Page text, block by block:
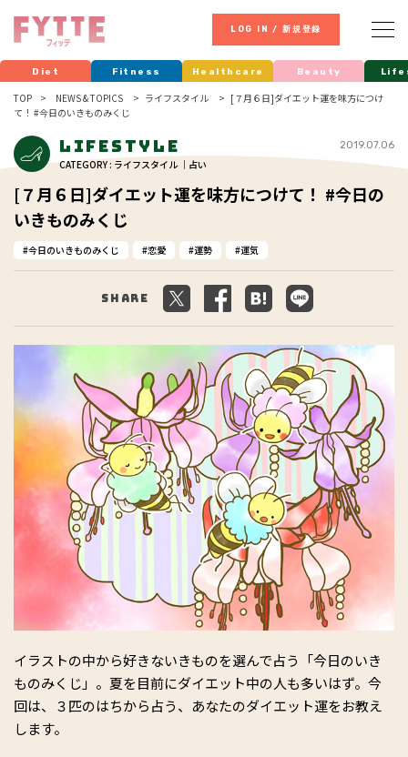
LOG IN / 新規登録
Diet Fitness Healthcare Beauty
TOP NEWS & TOPICS ライフスタイル
[７月６日]ダイエット運を味方につけ
て！ #今日のいきものみくじ
Lifestyle
CATEGORY : ライフスタイル ｜占い
2019.07.06
[７月６日]ダイエット運を味方につけて！ #今日の
いきものみくじ
今日のいきものみくじ 恋愛 運勢 運気
Share
イラストの中から好きないきものを選んで占う「今日のいき
ものみくじ」。夏を目前にダイエット中の人も多いはず。今
回は、３匹のはちから占う、あなたのダイエット運をお教え
します。